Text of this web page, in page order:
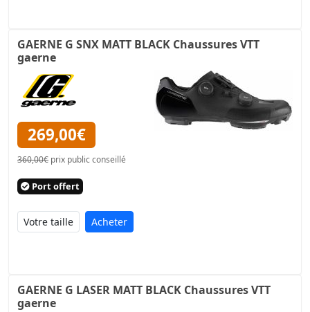
GAERNE G SNX MATT BLACK Chaussures VTT
gaerne
269,00€
360,00€ prix public conseillé
Port offert
Acheter
GAERNE G LASER MATT BLACK Chaussures VTT
gaerne